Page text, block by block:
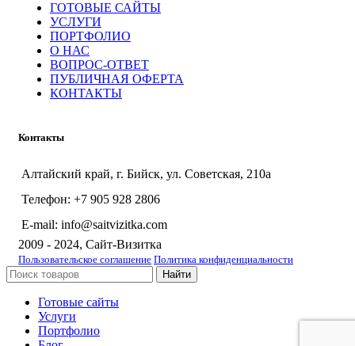
ГОТОВЫЕ САЙТЫ
УСЛУГИ
ПОРТФОЛИО
О НАС
ВОПРОС-ОТВЕТ
ПУБЛИЧНАЯ ОФЕРТА
КОНТАКТЫ
Контакты
Алтайский край, г. Бийск, ул. Советская, 210а
Телефон: +7 905 928 2806
E-mail: info@saitvizitka.com
2009 - 2024, Сайт-Визитка
Пользовательское соглашение Политика конфиденциальности
Найти
Готовые сайты
Услуги
Портфолио